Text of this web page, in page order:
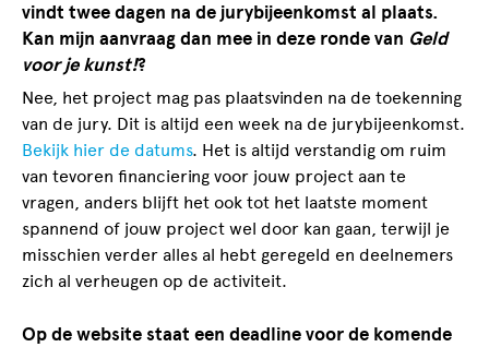
vindt twee dagen na de jurybijeenkomst al plaats.
Kan mijn aanvraag dan mee in deze ronde van Geld
voor je kunst!?
Nee, het project mag pas plaatsvinden na de toekenning
van de jury. Dit is altijd een week na de jurybijeenkomst.
Bekijk hier de datums. Het is altijd verstandig om ruim
van tevoren financiering voor jouw project aan te
vragen, anders blijft het ook tot het laatste moment
spannend of jouw project wel door kan gaan, terwijl je
misschien verder alles al hebt geregeld en deelnemers
zich al verheugen op de activiteit.
Op de website staat een deadline voor de komende